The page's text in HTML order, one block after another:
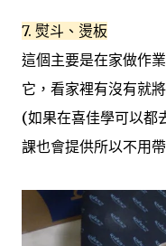
7. 熨斗、燙板
這個主要是在家做作
它，看家裡有沒有就
(如果在喜佳學可以都
課也會提供所以不用